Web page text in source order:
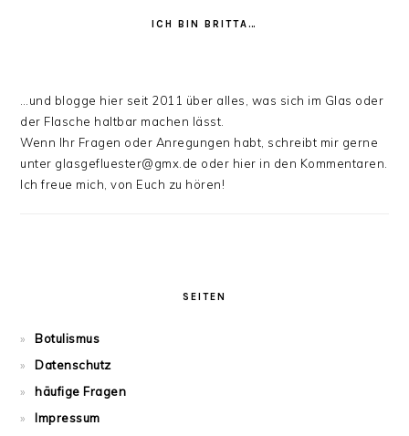
ICH BIN BRITTA…
…und blogge hier seit 2011 über alles, was sich im Glas oder
der Flasche haltbar machen lässt.
Wenn Ihr Fragen oder Anregungen habt, schreibt mir gerne
unter glasgefluester@gmx.de oder hier in den Kommentaren.
Ich freue mich, von Euch zu hören!
SEITEN
Botulismus
Datenschutz
häufige Fragen
Impressum